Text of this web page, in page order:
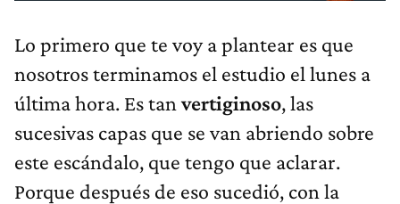
Lo primero que te voy a plantear es que
nosotros terminamos el estudio el lunes a
última hora. Es tan vertiginoso, las
sucesivas capas que se van abriendo sobre
este escándalo, que tengo que aclarar.
Porque después de eso sucedió, con la